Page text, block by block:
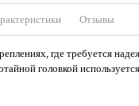
Отзывы
где требуется
головкой